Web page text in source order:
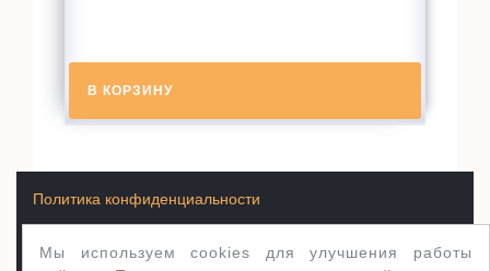
В КОРЗИНУ
Мы используем cookies для улучшения работы
Условия продажи товаров
Политика конфиденциальности